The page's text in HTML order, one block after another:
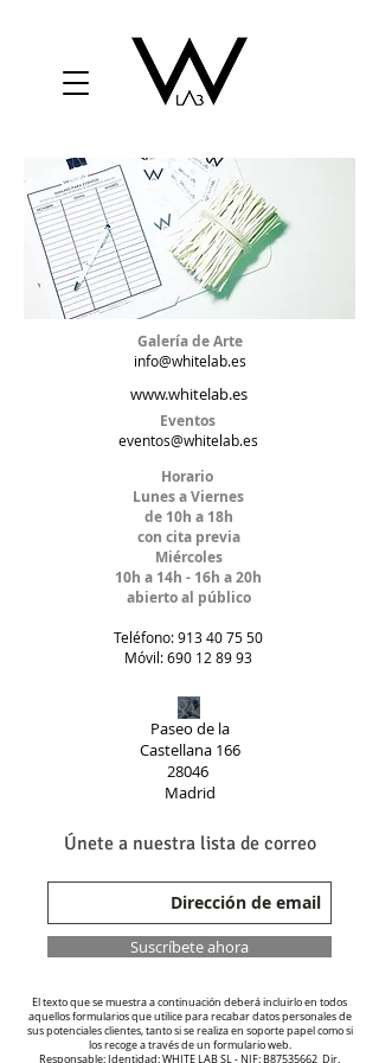
Galería de Arte
info@whitelab.es
www.whitelab.es
Eventos
eventos@whitelab.es
Horario
Lunes a Viernes
de 10h a 18h
con cita previa
Miércoles
10h a 14h - 16h a 20h
abierto al público
Teléfono:913 40 75 50
Móvil:690 12 89 93
Paseo de la
Castellana 166
28046
Madrid
Únete a nuestra lista de correo
Suscríbete ahora
El texto que se muestra a continuación deberá incluirlo en todos
aquellos formularios que utilice para recabar datos personales de
sus potenciales clientes, tanto si se realiza en soporte papel como si
los recoge a través de un formulario web.
Responsable: Identidad: WHITE LAB SL - NIF: B87535662 Dir.